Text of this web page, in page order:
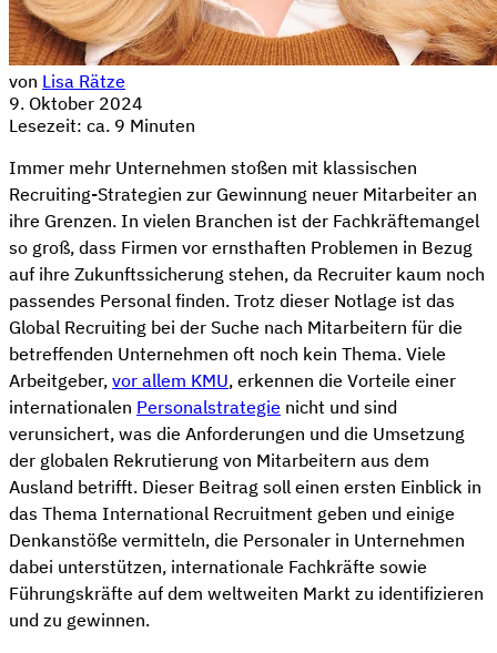
von Lisa Rätze
9. Oktober 2024
Lesezeit: ca. 9 Minuten
Immer mehr Unternehmen stoßen mit klassischen
Recruiting-Strategien zur Gewinnung neuer Mitarbeiter an
ihre Grenzen. In vielen Branchen ist der Fachkräftemangel
so groß, dass Firmen vor ernsthaften Problemen in Bezug
auf ihre Zukunftssicherung stehen, da Recruiter kaum noch
passendes Personal finden. Trotz dieser Notlage ist das
Global Recruiting bei der Suche nach Mitarbeitern für die
betreffenden Unternehmen oft noch kein Thema. Viele
Arbeitgeber, vor allem KMU, erkennen die Vorteile einer
internationalen Personalstrategie nicht und sind
verunsichert, was die Anforderungen und die Umsetzung
der globalen Rekrutierung von Mitarbeitern aus dem
Ausland betrifft. Dieser Beitrag soll einen ersten Einblick in
das Thema International Recruitment geben und einige
Denkanstöße vermitteln, die Personaler in Unternehmen
dabei unterstützen, internationale Fachkräfte sowie
Führungskräfte auf dem weltweiten Markt zu identifizieren
und zu gewinnen.